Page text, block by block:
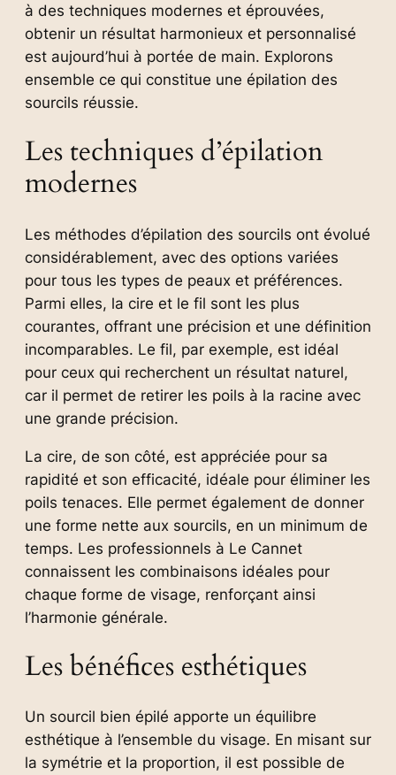
à des techniques modernes et éprouvées,
obtenir un résultat harmonieux et personnalisé
est aujourd’hui à portée de main. Explorons
ensemble ce qui constitue une épilation des
sourcils réussie.
Les techniques d’épilation
modernes
Les méthodes d’épilation des sourcils ont évolué
considérablement, avec des options variées
pour tous les types de peaux et préférences.
Parmi elles, la cire et le fil sont les plus
courantes, offrant une précision et une définition
incomparables. Le fil, par exemple, est idéal
pour ceux qui recherchent un résultat naturel,
car il permet de retirer les poils à la racine avec
une grande précision.
La cire, de son côté, est appréciée pour sa
rapidité et son efficacité, idéale pour éliminer les
poils tenaces. Elle permet également de donner
une forme nette aux sourcils, en un minimum de
temps. Les professionnels à Le Cannet
connaissent les combinaisons idéales pour
chaque forme de visage, renforçant ainsi
l’harmonie générale.
Les bénéfices esthétiques
Un sourcil bien épilé apporte un équilibre
esthétique à l’ensemble du visage. En misant sur
la symétrie et la proportion, il est possible de